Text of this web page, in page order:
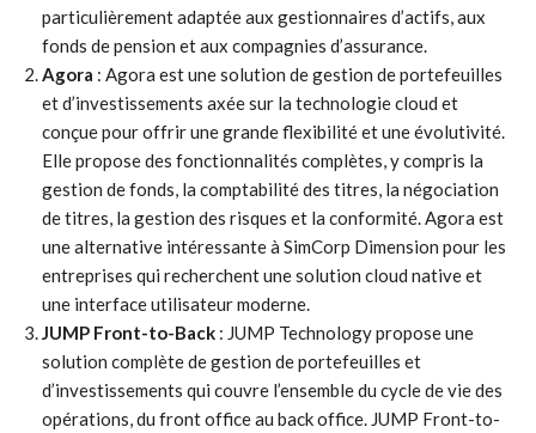
particulièrement adaptée aux gestionnaires d’actifs, aux
fonds de pension et aux compagnies d’assurance.
Agora : Agora est une solution de gestion de portefeuilles
et d’investissements axée sur la technologie cloud et
conçue pour offrir une grande flexibilité et une évolutivité.
Elle propose des fonctionnalités complètes, y compris la
gestion de fonds, la comptabilité des titres, la négociation
de titres, la gestion des risques et la conformité. Agora est
une alternative intéressante à SimCorp Dimension pour les
entreprises qui recherchent une solution cloud native et
une interface utilisateur moderne.
JUMP Front-to-Back : JUMP Technology propose une
solution complète de gestion de portefeuilles et
d’investissements qui couvre l’ensemble du cycle de vie des
opérations, du front office au back office. JUMP Front-to-